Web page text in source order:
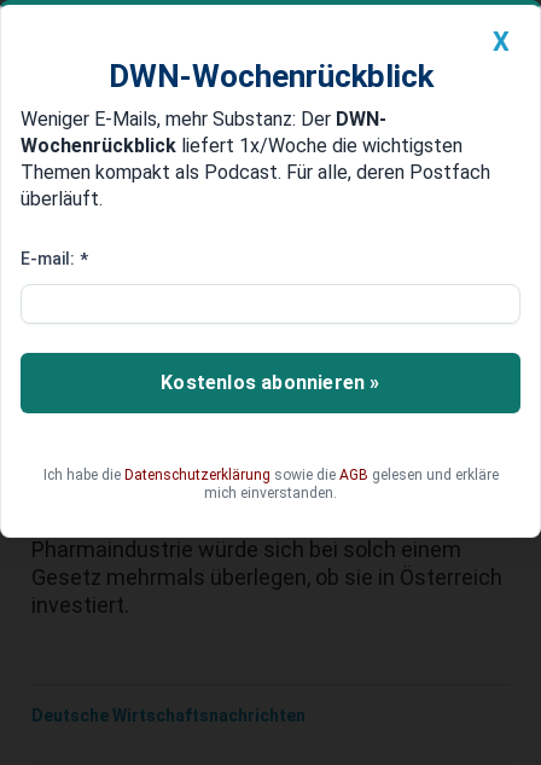
Newsticker MEIN DWN: Geldanlage Premium
Edelmetalle DWN-Magazin China
Umverteilung gewollt
Österreichs Industrie kritisiert
Zwangsrabatt für
Pharmabranche
Um die Krankenkasse zu entlassen, soll die
Das könnte die Branche Millionen zusätzlich
kosten. Der angeschlagene Standort Österreich
Pharmaindustrie würde sich bei solch einem
Gesetz mehrmals überlegen, ob sie in Österreich
investiert.
Deutsche Wirtschaftsnachrichten
X
DWN-Wochenrückblick
Weniger E-Mails, mehr Substanz: Der DWN-
Wochenrückblick liefert 1x/Woche die wichtigsten
Themen kompakt als Podcast. Für alle, deren Postfach
überläuft.
E-mail: *
Kostenlos abonnieren »
Ich habe die Datenschutzerklärung sowie die AGB gelesen und erkläre
mich einverstanden.